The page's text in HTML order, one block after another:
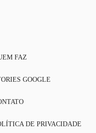
FAZ
GOOGLE
DE PRIVACIDADE